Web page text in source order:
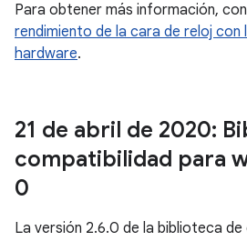
Para obtener más información,
rendimiento de la cara de reloj con
hardware.
21 de abril de 2020:
compatibilidad para
0
La versión 2.6.0 de la biblioteca